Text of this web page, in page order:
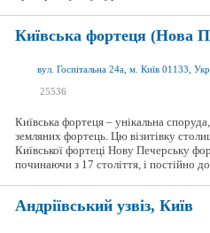
Київська фортеця (Нова
вул. Госпітальна 24а, м. Київ 01133,
25536
Київська фортеця – унікальна
земляних фортець. Цю візитівку
Київської фортеці Нову Печерську
починаючи з 17 століття, і постійно
Андріївський узвіз, Київ